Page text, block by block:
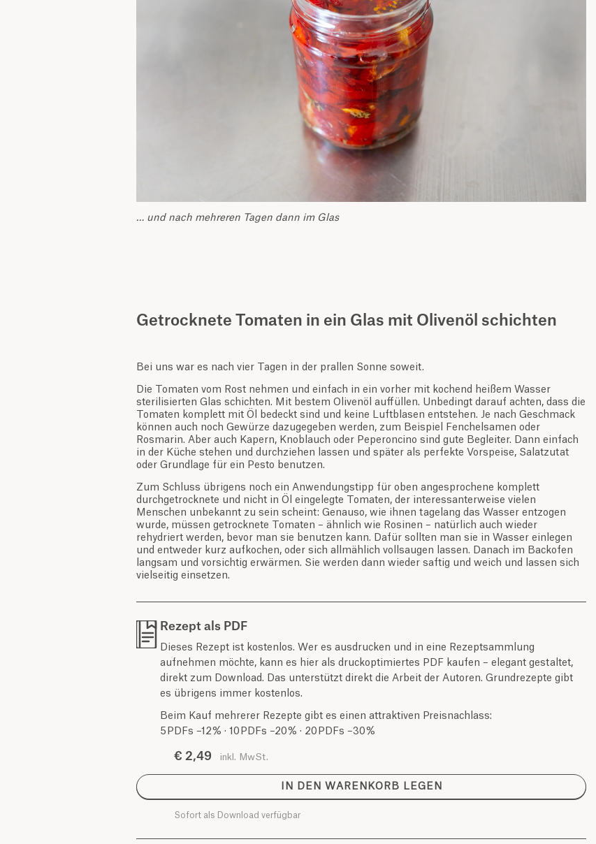
… und nach mehreren Tagen dann im Glas
Getrocknete Tomaten in ein Glas mit Olivenöl schichten
Bei uns war es nach vier Tagen in der prallen Sonne soweit.
Die Tomaten vom Rost nehmen und einfach in ein vorher mit kochend heißem Wasser
sterilisierten Glas schichten. Mit bestem Olivenöl auffüllen. Unbedingt darauf achten, dass die
Tomaten komplett mit Öl bedeckt sind und keine Luftblasen entstehen. Je nach Geschmack
können auch noch Gewürze dazugegeben werden, zum Beispiel Fenchelsamen oder
Rosmarin. Aber auch Kapern, Knoblauch oder Peperoncino sind gute Begleiter. Dann einfach
in der Küche stehen und durchziehen lassen und später als perfekte Vorspeise, Salatzutat
oder Grundlage für ein Pesto benutzen.
Zum Schluss übrigens noch ein Anwendungstipp für oben angesprochene komplett
durchgetrocknete und nicht in Öl eingelegte Tomaten, der interessanterweise vielen
Menschen unbekannt zu sein scheint: Genauso, wie ihnen tagelang das Wasser entzogen
wurde, müssen getrocknete Tomaten – ähnlich wie Rosinen – natürlich auch wieder
rehydriert werden, bevor man sie benutzen kann. Dafür sollten man sie in Wasser einlegen
und entweder kurz aufkochen, oder sich allmählich vollsaugen lassen. Danach im Backofen
langsam und vorsichtig erwärmen. Sie werden dann wieder saftig und weich und lassen sich
vielseitig einsetzen.
Rezept als PDF
Dieses Rezept ist kostenlos. Wer es ausdrucken und in eine Rezeptsammlung
aufnehmen möchte, kann es hier als druckoptimiertes PDF kaufen – elegant gestaltet,
direkt zum Download. Das unterstützt direkt die Arbeit der Autoren. Grundrezepte gibt
es übrigens immer kostenlos.
Beim Kauf mehrerer Rezepte gibt es einen attraktiven Preisnachlass:
5 PDFs –12 % · 10 PDFs –20 % · 20 PDFs –30 %
€ 2,49 inkl. MwSt.
IN DEN WARENKORB LEGEN
Sofort als Download verfügbar